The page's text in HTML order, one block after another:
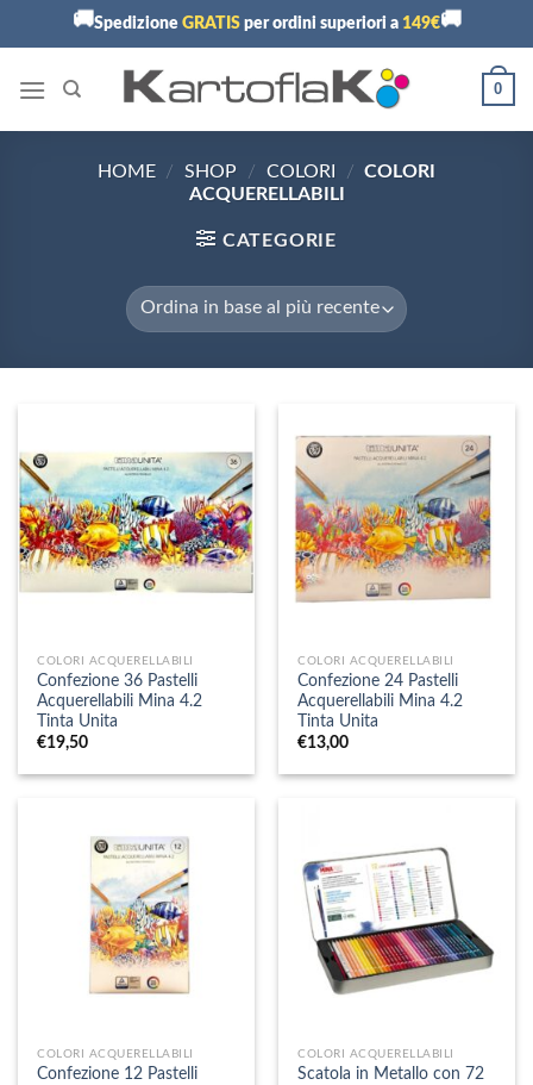
🚚Spedizione GRATISper ordini superiori a 149€🚚
0
HOME / SHOP / COLORI / COLORI
ACQUERELLABILI
CATEGORIE
COLORI ACQUERELLABILI
Confezione 36 Pastelli
Acquerellabili Mina 4.2
Tinta Unita
€19,50
COLORI ACQUERELLABILI
Confezione 24 Pastelli
Acquerellabili Mina 4.2
Tinta Unita
€13,00
COLORI ACQUERELLABILI
Confezione 12 Pastelli
COLORI ACQUERELLABILI
Scatola in Metallo con 72